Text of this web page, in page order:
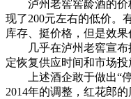
泸州老窖窖龄酒的价格
现了200元左右的低价。
库存、挺价格，但是效果
几乎在泸州老窖宣布控
定恢复供应时间和市场投
上述酒企敢于做出“停
2014年的调整，红花郎的